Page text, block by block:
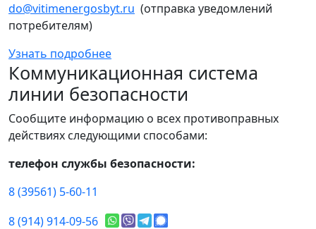
do@vitimenergosbyt.ru (отправка уведомлений
потребителям)
Узнать подробнее
Коммуникационная система
линии безопасности
Сообщите информацию о всех противоправных
действиях следующими способами:
телефон службы безопасности:
8 (39561) 5-60-11
8 (914) 914-09-56